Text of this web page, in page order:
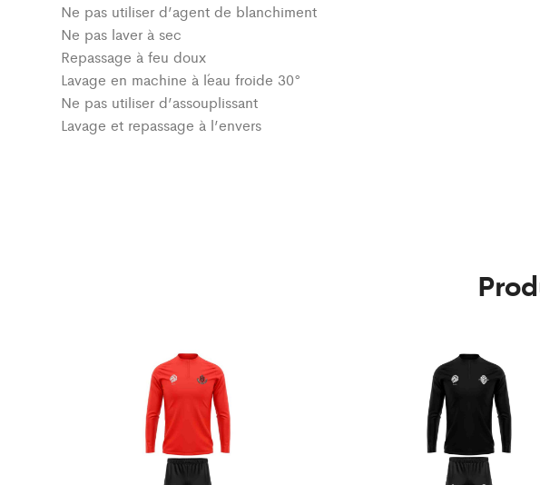
Ne pas utiliser d’agent de blanchiment
Ne pas laver à sec
Repassage à feu doux
Lavage en machine à l´eau froide 30°
Ne pas utiliser d’assouplissant
Lavage et repassage à l’envers